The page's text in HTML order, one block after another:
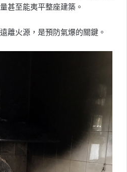
甚至能夷平整座建築。
離火源，是預防氣爆的關鍵。